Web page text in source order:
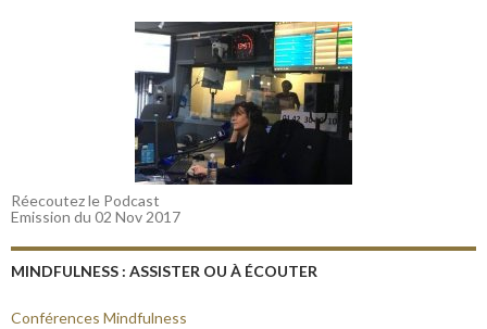
Réecoutez le Podcast
Emission du 02 Nov 2017
MINDFULNESS : ASSISTER OU À ÉCOUTER
Conférences Mindfulness